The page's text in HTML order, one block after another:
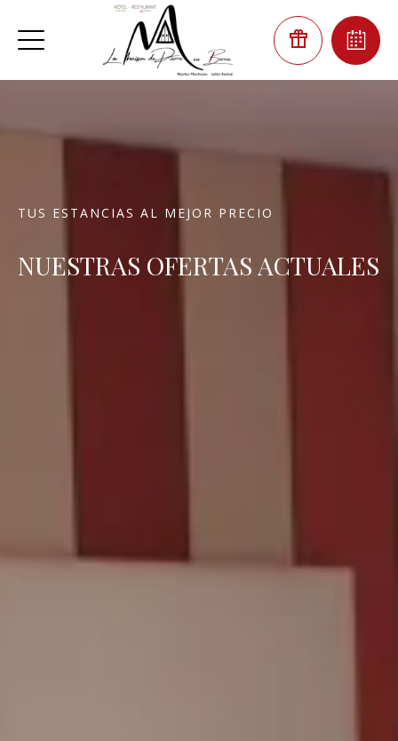
TUS ESTANCIAS AL MEJOR PRECIO
NUESTRAS OFERTAS ACTUALES